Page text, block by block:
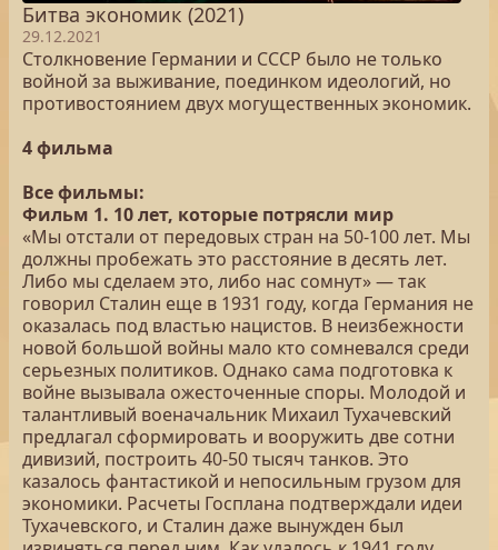
Битва экономик (2021)
29.12.2021
Столкновение Германии и СССР было не только
войной за выживание, поединком идеологий, но
противостоянием двух могущественных экономик.
4 фильма
Все фильмы:
Фильм 1. 10 лет, которые потрясли мир
«Мы отстали от передовых стран на 50-100 лет. Мы
должны пробежать это расстояние в десять лет.
Либо мы сделаем это, либо нас сомнут» — так
говорил Сталин еще в 1931 году, когда Германия не
оказалась под властью нацистов. В неизбежности
новой большой войны мало кто сомневался среди
серьезных политиков. Однако сама подготовка к
войне вызывала ожесточенные споры. Молодой и
талантливый военачальник Михаил Тухачевский
предлагал сформировать и вооружить две сотни
дивизий, построить 40-50 тысяч танков. Это
казалось фантастикой и непосильным грузом для
экономики. Расчеты Госплана подтверждали идеи
Тухачевского, и Сталин даже вынужден был